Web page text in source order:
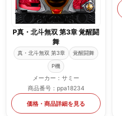
P真・北斗無双 第3章 覚醒闘
舞
真・北斗無双 第3章
覚醒闘舞
P機
メーカー：サミー
商品番号：ppa18234
価格・商品詳細を見る